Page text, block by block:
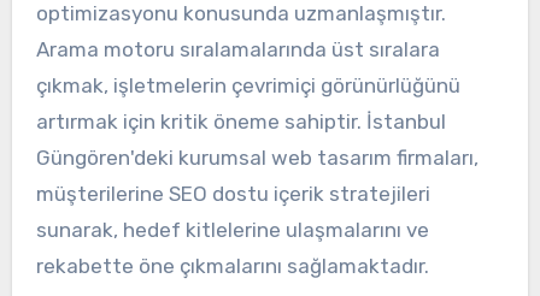
optimizasyonu konusunda uzmanlaşmıştır.
Arama motoru sıralamalarında üst sıralara
çıkmak, işletmelerin çevrimiçi görünürlüğünü
artırmak için kritik öneme sahiptir. İstanbul
Güngören'deki kurumsal web tasarım firmaları,
müşterilerine SEO dostu içerik stratejileri
sunarak, hedef kitlelerine ulaşmalarını ve
rekabette öne çıkmalarını sağlamaktadır.